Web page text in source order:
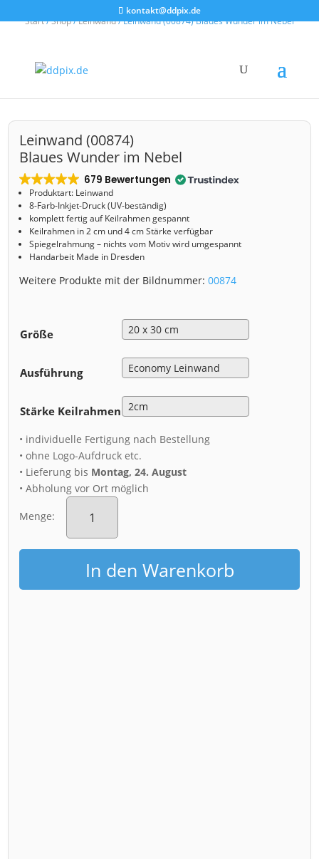
kontakt@ddpix.de
Start/Shop/Leinwand/ Leinwand (00874) Blaues Wunder im Nebel
Leinwand (00874)
Blaues Wunder im Nebel
679 Bewertungen
Produktart: Leinwand
8-Farb-Inkjet-Druck (UV-beständig)
komplett fertig auf Keilrahmen gespannt
Keilrahmen in 2 cm und 4 cm Stärke verfügbar
Spiegelrahmung – nichts vom Motiv wird umgespannt
Handarbeit Made in Dresden
Weitere Produkte mit der Bildnummer:00874
Größe
Ausführung
Stärke Keilrahmen
• individuelle Fertigung nach Bestellung
• ohne Logo-Aufdruck etc.
• Lieferung bis Montag, 24. August
• Abholung vor Ort möglich
Menge:
Leinwand
(00874)
Wunder
im
Nebel
MengeIn den Warenkorb